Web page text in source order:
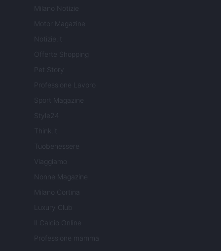
Milano Notizie
Motor Magazine
Notizie.it
Offerte Shopping
Pet Story
Professione Lavoro
Sport Magazine
Style24
Think.it
Tuobenessere
Viaggiamo
Nonne Magazine
Milano Cortina
Luxury Club
Il Calcio Online
Professione mamma